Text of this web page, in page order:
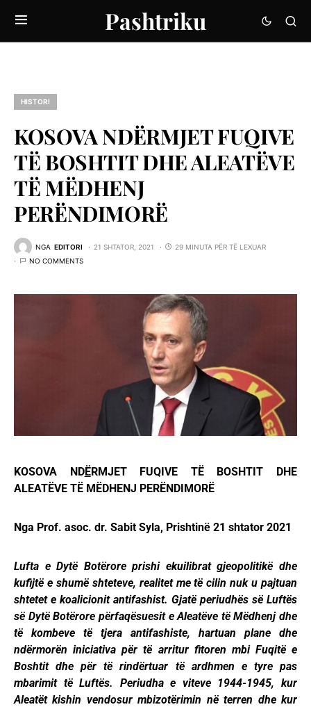
Pashtriku
HISTORI
KOSOVA NDËRMJET FUQIVE
TË BOSHTIT DHE ALEATËVE
TË MËDHENJ
PERËNDIMORË
NGA EDITORI 21 SHTATOR, 2021
29 MINUTA PËR TË LEXUAR
NO COMMENTS
KOSOVA NDËRMJET FUQIVE TË BOSHTIT DHE
ALEATËVE TË MËDHENJ PERËNDIMORË
Nga Prof. asoc. dr. Sabit Syla, Prishtinë 21 shtator 2021
Lufta e Dytë Botërore prishi ekuilibrat gjeopolitikë dhe
kufijtë e shumë shteteve, realitet me të cilin nuk u pajtuan
shtetet e koalicionit antifashist. Gjatë periudhës së Luftës
së Dytë Botërore përfaqësuesit e Aleatëve të Mëdhenj dhe
të kombeve të tjera antifashiste, hartuan plane dhe
ndërmorën iniciativa për të arritur fitoren mbi Fuqitë e
Boshtit dhe për të rindërtuar të ardhmen e tyre pas
mbarimit të Luftës. Periudha e viteve 1944-1945, kur
Aleatët kishin vendosur mbizotërimin në terren dhe kur